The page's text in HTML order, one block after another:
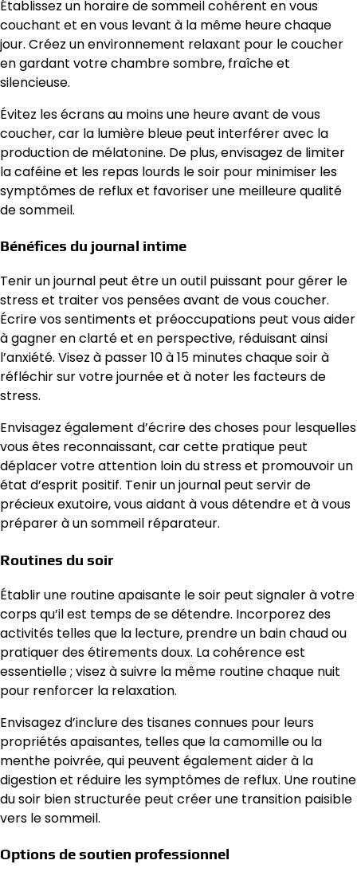
Établissez un horaire de sommeil cohérent en vous
couchant et en vous levant à la même heure chaque
jour. Créez un environnement relaxant pour le coucher
en gardant votre chambre sombre, fraîche et
silencieuse.
Évitez les écrans au moins une heure avant de vous
coucher, car la lumière bleue peut interférer avec la
production de mélatonine. De plus, envisagez de limiter
la caféine et les repas lourds le soir pour minimiser les
symptômes de reflux et favoriser une meilleure qualité
de sommeil.
Bénéfices du journal intime
Tenir un journal peut être un outil puissant pour gérer le
stress et traiter vos pensées avant de vous coucher.
Écrire vos sentiments et préoccupations peut vous aider
à gagner en clarté et en perspective, réduisant ainsi
l’anxiété. Visez à passer 10 à 15 minutes chaque soir à
réfléchir sur votre journée et à noter les facteurs de
stress.
Envisagez également d’écrire des choses pour lesquelles
vous êtes reconnaissant, car cette pratique peut
déplacer votre attention loin du stress et promouvoir un
état d’esprit positif. Tenir un journal peut servir de
précieux exutoire, vous aidant à vous détendre et à vous
préparer à un sommeil réparateur.
Routines du soir
Établir une routine apaisante le soir peut signaler à votre
corps qu’il est temps de se détendre. Incorporez des
activités telles que la lecture, prendre un bain chaud ou
pratiquer des étirements doux. La cohérence est
essentielle ; visez à suivre la même routine chaque nuit
pour renforcer la relaxation.
Envisagez d’inclure des tisanes connues pour leurs
propriétés apaisantes, telles que la camomille ou la
menthe poivrée, qui peuvent également aider à la
digestion et réduire les symptômes de reflux. Une routine
du soir bien structurée peut créer une transition paisible
vers le sommeil.
Options de soutien professionnel